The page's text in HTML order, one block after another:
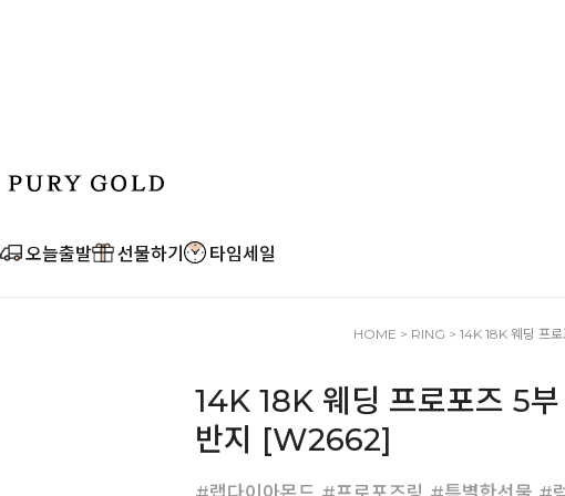
오늘출발 선물하기 타임세일
HOME > RING > 14K 18K 웨딩 프
14K 18K 웨딩 프로포즈 5
반지 [W2662]